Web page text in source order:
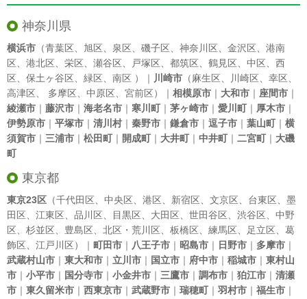
神奈川県
横浜市 （青葉区 旭区 泉区 磯子区 神奈川区 金沢区
港南
区
港北区 栄区 瀬谷区 戸塚区 都筑区 鶴見区 中区
西
区
保土ヶ谷区 緑区 南区 ）｜ 川崎市 （麻生区 川崎区 幸区
高津区
多摩区 中原区 宮前区）｜ 相模原市 ｜ 大和市 ｜ 座間市 ｜
綾瀬市 ｜ 藤沢市 ｜ 海老名市 ｜ 寒川町｜ 茅ヶ崎市 ｜ 愛川町｜ 厚木市 ｜
伊勢原市 ｜ 平塚市 ｜ 清川村｜ 秦野市 ｜ 鎌倉市 ｜ 逗子市 ｜ 葉山町｜ 横
須賀市 ｜ 三浦市 ｜ 松田町｜ 開成町｜ 大井町｜ 中井町｜ 二宮町｜ 大磯
町
東京都
東京23区 （千代田区 中央区 港区 新宿区 文京区 台東区
墨
田区
江東区 品川区 目黒区 大田区 世田谷区 渋谷区
中野
区
杉並区 豊島区 北区 ・ 荒川区 板橋区 練馬区 足立区
葛
飾区
江戸川区）｜ 町田市 ｜ 八王子市 ｜ 昭島市 ｜ 日野市 ｜ 多摩市 ｜
武蔵村山市 ｜ 東大和市 ｜ 立川市 ｜ 国立市 ｜ 府中市 ｜ 稲城市 ｜ 東村山
市 ｜ 小平市 ｜ 国分寺市 ｜ 小金井市 ｜ 三鷹市 ｜ 調布市 ｜ 狛江市 ｜ 清瀬
市 ｜ 東久留米市 ｜ 西東京市 ｜ 武蔵野市 ｜ 瑞穂町｜ 羽村市 ｜ 福生市 ｜